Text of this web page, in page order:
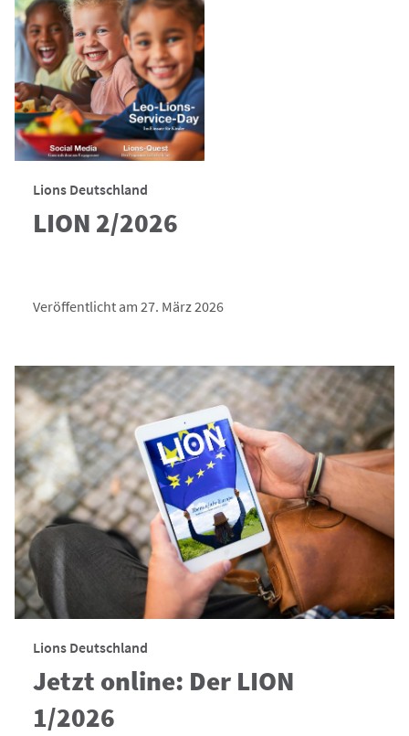
Lions Deutschland
LION 2/2026
Veröffentlicht am 27. März 2026
Lions Deutschland
Jetzt online: Der LION
1/2026